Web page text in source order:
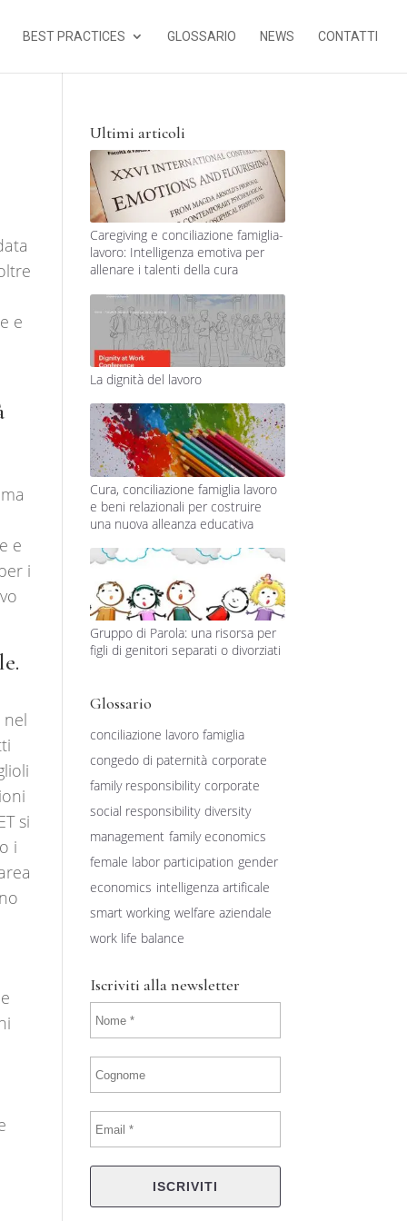
BEST PRACTICES GLOSSARIO NEWS CONTATTI
e
e
i
nel
si
i
Ultimi articoli
Caregiving e conciliazione famiglia-
lavoro: Intelligenza emotiva per
allenare i talenti della cura
La dignità del lavoro
Cura, conciliazione famiglia lavoro
e beni relazionali per costruire
una nuova alleanza educativa
Gruppo di Parola: una risorsa per
figli di genitori separati o divorziati
Glossario
conciliazione lavoro famiglia
congedo di paternità corporate
family responsibility corporate
social responsibility diversity
management family economics
female labor participation gender
economics intelligenza artificale
smart working welfare aziendale
work life balance
Iscriviti alla newsletter